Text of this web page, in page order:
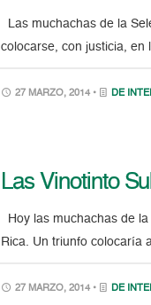
Las muchachas de la
colocarse, con justicia, en
27 MARZO, 2014 • DE
Las Vinotinto
Hoy las muchachas de
Rica. Un triunfo colocaría
27 MARZO, 2014 • DE